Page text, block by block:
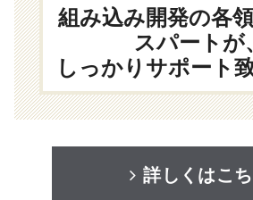
組み込み開発の各
スパートが、
しっかりサポート
詳しくはこ